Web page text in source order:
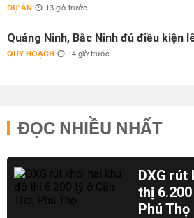
DỰ ÁN 13 giờ trước
Quảng Ninh, Bắc Ninh đủ điều kiện
QUY HOẠCH 14 giờ trước
ĐỌC NHIỀU NHẤT
DXG rút
thị
Phú Thọ